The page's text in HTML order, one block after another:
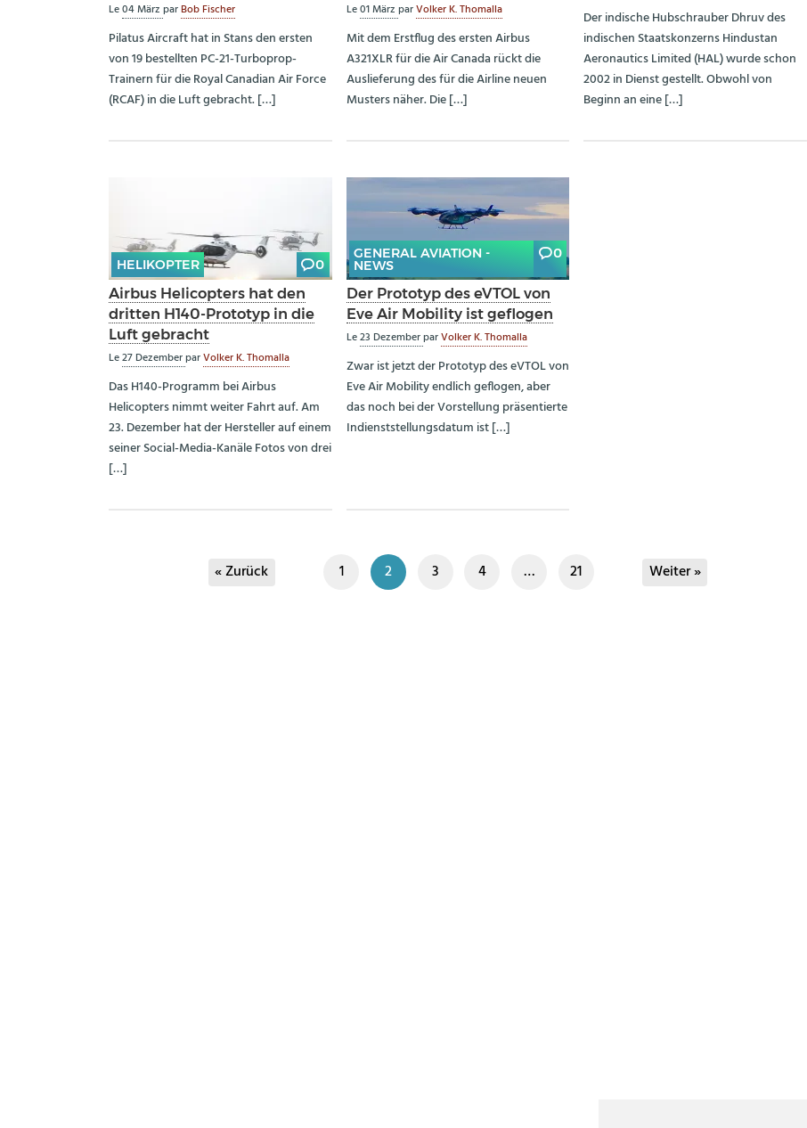
Le04 März parBob Fischer
Pilatus Aircraft hat in Stans den ersten
von 19 bestellten PC-21-Turboprop-
Trainern für die Royal Canadian Air Force
(RCAF) in die Luft gebracht. […]
Le01 März parVolker K. Thomalla
Mit dem Erstflug des ersten Airbus
A321XLR für die Air Canada rückt die
Auslieferung des für die Airline neuen
Musters näher. Die […]
Der indische Hubschrauber Dhruv des
indischen Staatskonzerns Hindustan
Aeronautics Limited (HAL) wurde schon
2002 in Dienst gestellt. Obwohl von
Beginn an eine […]
HELIKOPTER 0
Airbus Helicopters hat den
dritten H140-Prototyp in die
Luft gebracht
Le27 DezemberparVolker K. Thomalla
Das H140-Programm bei Airbus
Helicopters nimmt weiter Fahrt auf. Am
23. Dezember hat der Hersteller auf einem
seiner Social-Media-Kanäle Fotos von drei
[…]
GENERAL AVIATION -
NEWS
0
Der Prototyp des eVTOL von
Eve Air Mobility ist geflogen
Le23 DezemberparVolker K. Thomalla
Zwar ist jetzt der Prototyp des eVTOL von
Eve Air Mobility endlich geflogen, aber
das noch bei der Vorstellung präsentierte
Indienststellungsdatum ist […]
« Zurück 1 2 3 4 … 21 Weiter »